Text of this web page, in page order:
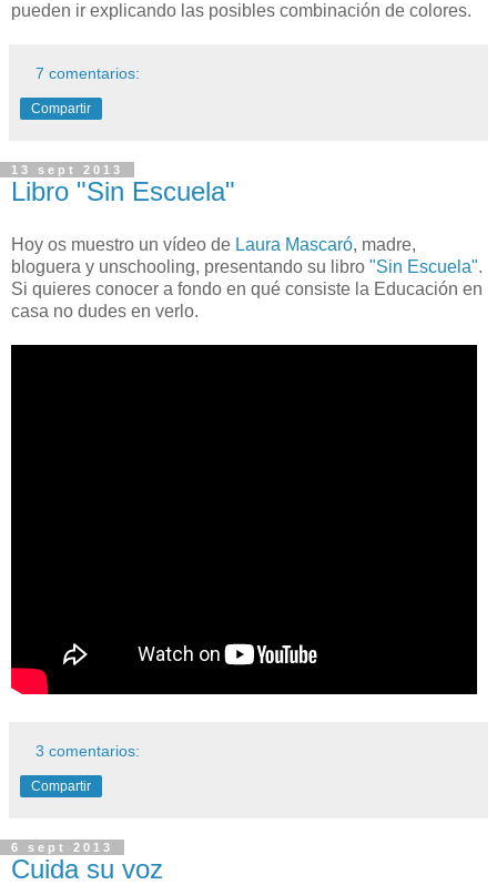
pueden ir explicando las posibles combinación de colores.
7 comentarios:
Compartir
13 sept 2013
Libro "Sin Escuela"
Hoy os muestro un vídeo de Laura Mascaró, madre,
bloguera y unschooling, presentando su libro "Sin Escuela".
Si quieres conocer a fondo en qué consiste la Educación en
casa no dudes en verlo.
3 comentarios:
Compartir
6 sept 2013
Cuida su voz